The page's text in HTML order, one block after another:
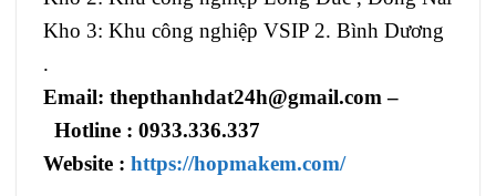
Kho 3: Khu công nghiệp VSIP 2. Bình Dương
.
Email: thepthanhdat24h@gmail.com –
Hotline : 0933.336.337
Website : https://hopmakem.com/